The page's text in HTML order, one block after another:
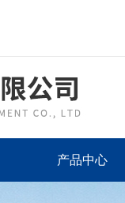
产品中心